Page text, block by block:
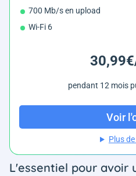
700 Mb/s en upload
Wi-Fi 6
pendant 12 mois
Voir
Plus
L'essentiel pour avoir